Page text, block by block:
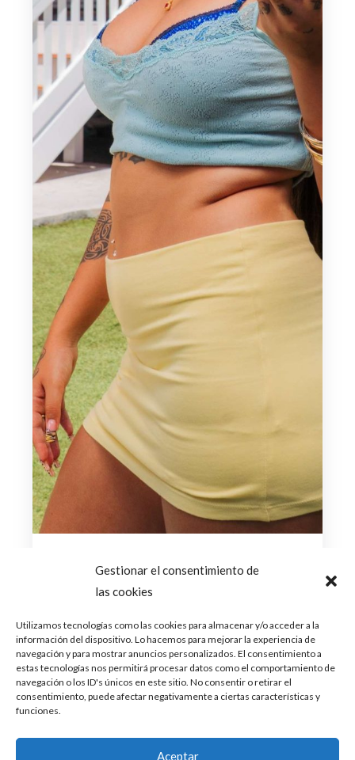
Gestionar el consentimiento de
las cookies
Utilizamos tecnologías como las cookies para almacenar y/o acceder a la
información del dispositivo. Lo hacemos para mejorar la experiencia de
navegación y para mostrar anuncios personalizados. El consentimiento a
estas tecnologías nos permitirá procesar datos como el comportamiento de
navegación o los ID's únicos en este sitio. No consentir o retirar el
consentimiento, puede afectar negativamente a ciertas características y
funciones.
Aceptar
septiembre 15, 2025
Del cuento al club: l0rna convierte
statement de poder
Olvídate de princesas
ingenuas: “BLANCANIEVES”, el nuevo single
de l0rna producido por Kabasaki, es una bomba